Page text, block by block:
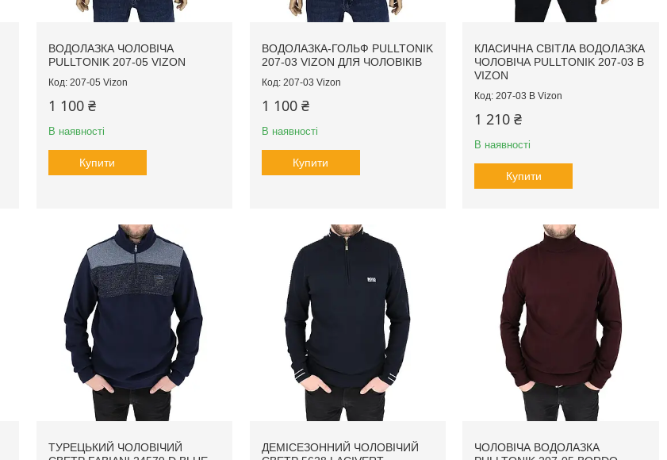
ВОДОЛАЗКА ЧОЛОВІЧА
PULLTONIK 207-05 VIZON
207-05 Vizon
1 100 ₴
В наявності
Купити
ВОДОЛАЗКА-ГОЛЬФ PULLTONIK
207-03 VIZON ДЛЯ ЧОЛОВІКІВ
207-03 Vizon
1 100 ₴
В наявності
Купити
КЛАСИЧНА СВІТЛА ВОДОЛАЗКА
ЧОЛОВІЧА PULLTONIK 207-03 B
VIZON
207-03 B Vizon
1 210 ₴
В наявності
Купити
ТУРЕЦЬКИЙ ЧОЛОВІЧИЙ
ДЕМІСЕЗОННИЙ ЧОЛОВІЧИЙ
ЧОЛОВІЧА ВОДОЛАЗКА